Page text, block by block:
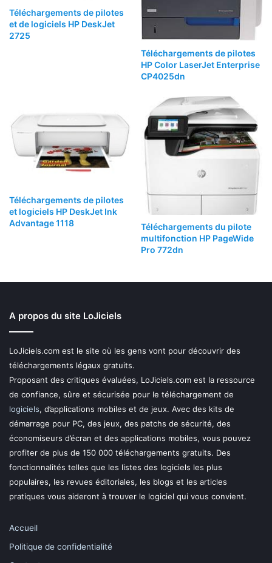
Téléchargements de pilotes
et de logiciels HP DeskJet
2725
Téléchargements de pilotes
HP Color LaserJet Enterprise
CP4025dn
Téléchargements de pilotes
et logiciels HP DeskJet Ink
Advantage 1118
Téléchargements du pilote
multifonction HP PageWide
Pro 772dn
A propos du site LoJiciels
LoJiciels.com est le site où les gens vont pour découvrir des
téléchargements légaux gratuits.
Proposant des critiques évaluées, LoJiciels.com est la ressource
de confiance, sûre et sécurisée pour le téléchargement de
logiciels, d’applications mobiles et de jeux. Avec des kits de
démarrage pour PC, des jeux, des patchs de sécurité, des
économiseurs d’écran et des applications mobiles, vous pouvez
profiter de plus de 150 000 téléchargements gratuits. Des
fonctionnalités telles que les listes des logiciels les plus
populaires, les revues éditoriales, les blogs et les articles
pratiques vous aideront à trouver le logiciel qui vous convient.
Accueil
Politique de confidentialité